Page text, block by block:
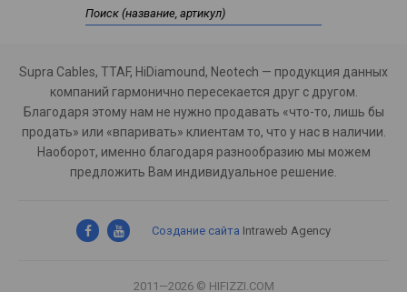
Supra Cables, TTAF, HiDiamound, Neotech — продукция данных
компаний гармонично пересекается друг с другом.
Благодаря этому нам не нужно продавать «что-то, лишь бы
продать» или «впаривать» клиентам то, что у нас в наличии.
Наоборот, именно благодаря разнообразию мы можем
предложить Вам индивидуальное решение.
Создание сайта Intraweb Agency
2011—2026 © HIFIZZI.COM